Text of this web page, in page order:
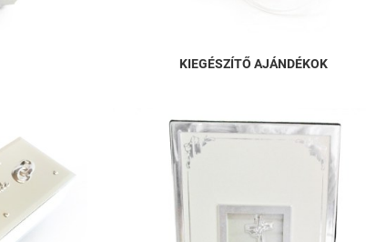
KIEGÉSZÍTŐ AJÁNDÉKOK